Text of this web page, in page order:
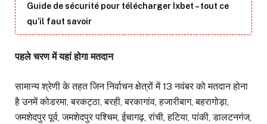
Guide de sécurité pour télécharger Ixbet – tout ce
qu’il faut savoir
पहले चरण में यहां होगा मतदान
सामान्य श्रेणी के तहत जिन निर्वाचन क्षेत्रों में 13 नवंबर को मतदान होना
है उनमें कोडरमा, बरकट्ठा, बरही, बरकागांव, हजारीबाग, बहरागोड़ा,
जमशेदपुर पूर्व, जमशेदपुर पश्चिम, ईचागढ़, रांची, हटिया, पांकी, डालटनगंज,